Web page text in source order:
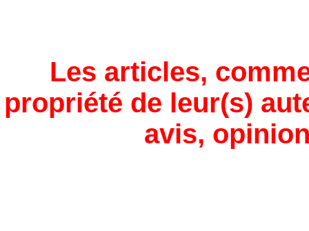
Les articles,
propriété de leur(s)
avis,